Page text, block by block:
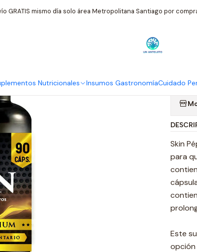
Nutricionales Insumos GastronomíaCuidado
GRATIS mismo día solo área Metropolitana Santiago por
Nutricionales Linea Premium Zeo Skin Peptidos
Skin
para
Este
opción